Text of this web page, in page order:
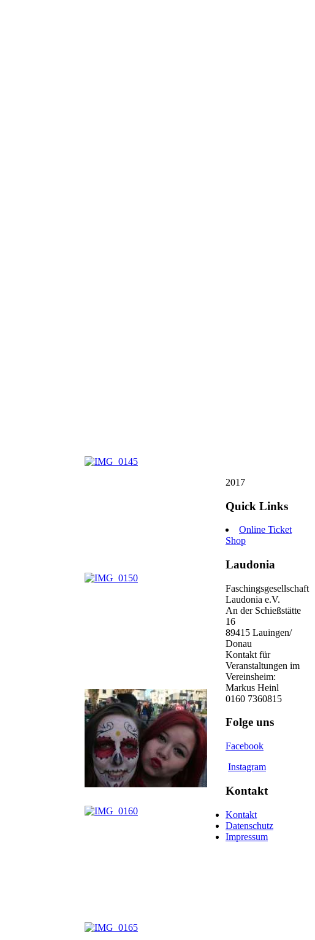
2017
Quick Links
Online Ticket
Shop
Laudonia
Faschingsgesellschaft
Laudonia e.V.
An der Schießstätte
16
89415 Lauingen/
Donau
Kontakt für
Veranstaltungen im
Vereinsheim:
Markus Heinl
0160 7360815
Folge uns
Facebook
Instagram
Kontakt
Kontakt
Datenschutz
Impressum